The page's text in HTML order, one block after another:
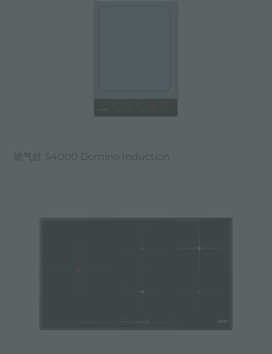
燃气灶 S4000 Domino Induction